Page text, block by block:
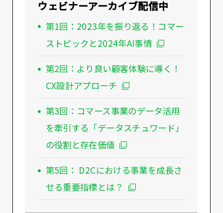
ウェビナーアーカイブ配信中
第1回：2023年を振り返る！コマー
ストピックと2024年AI事情
第2回：より良い顧客体験に導く！
CX設計アプローチ
第3回：コマース事業のデータ活用
を牽引する「データスチュワード」
の役割と存在価値
第5回： D2Cにおける事業を成長さ
せる重要指標とは？